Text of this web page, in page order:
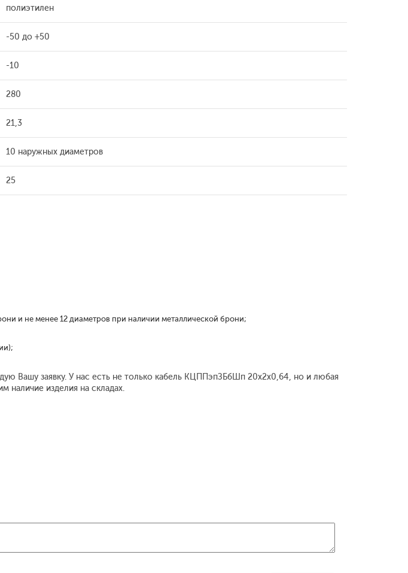
полиэтилен
-50 до +50
-10
280
21,3
10 наружных диаметров
25
и не менее 12 диаметров при наличии металлической брони;
Вашу заявку. У нас есть не только кабель КЦППэпЗБбШп 20x2x0,64, но и любая
наличие изделия на складах.